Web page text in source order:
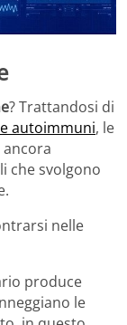
? Trattandosi di
autoimmuni, le
che svolgono
nelle
produce
le